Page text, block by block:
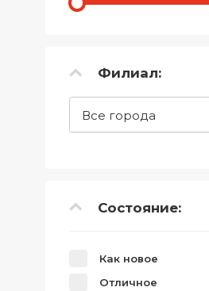
Филиал:
Все города
Состояние:
Как новое
Отличное